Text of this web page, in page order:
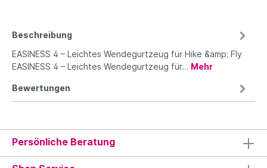
Beschreibung
EASINESS 4 – Leichtes Wendegurtzeug für Hike &amp; Fly
EASINESS 4 – Leichtes Wendegurtzeug für… Mehr
Bewertungen
Persönliche Beratung